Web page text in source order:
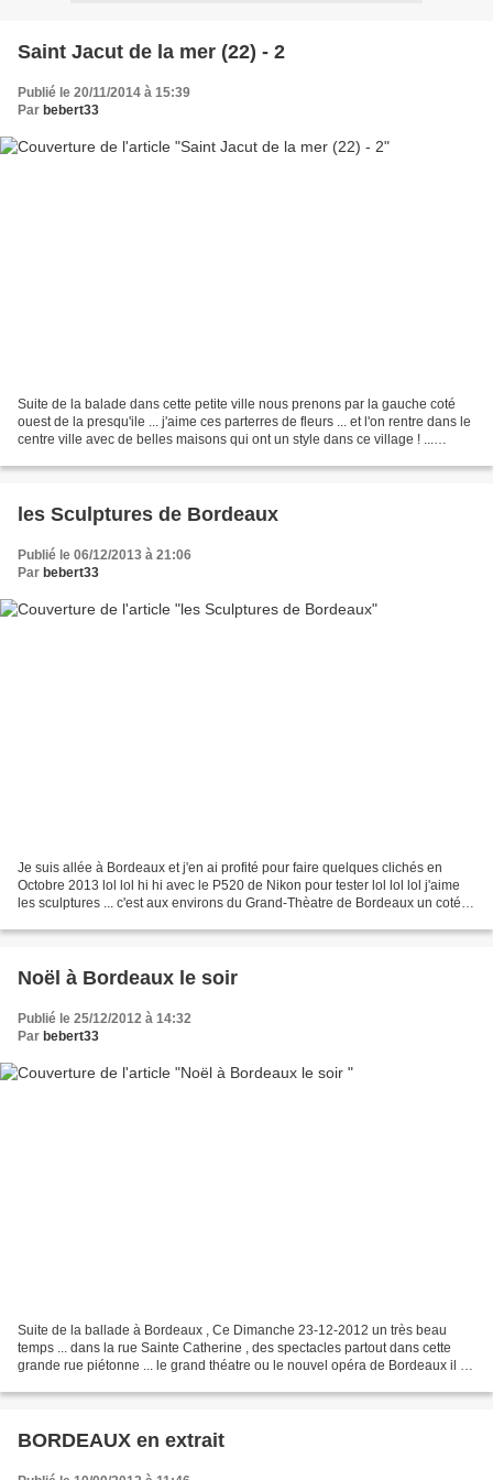
Saint Jacut de la mer (22) - 2
Publié le 20/11/2014 à 15:39
Par bebert33
Suite de la balade dans cette petite ville nous prenons par la gauche coté
ouest de la presqu'ile ... j'aime ces parterres de fleurs ... et l'on rentre dans le
centre ville avec de belles maisons qui ont un style dans ce village ! ...
les Sculptures de Bordeaux
Publié le 06/12/2013 à 21:06
Par bebert33
Je suis allée à Bordeaux et j'en ai profité pour faire quelques clichés en
Octobre 2013 lol lol hi hi avec le P520 de Nikon pour tester lol lol lol j'aime
les sculptures ... c'est aux environs du Grand-Thèatre de Bordeaux un coté
Noël à Bordeaux le soir
Publié le 25/12/2012 à 14:32
Par bebert33
Suite de la ballade à Bordeaux , Ce Dimanche 23-12-2012 un très beau
temps ... dans la rue Sainte Catherine , des spectacles partout dans cette
grande rue piétonne ... le grand théatre ou le nouvel opéra de Bordeaux il y
BORDEAUX en extrait